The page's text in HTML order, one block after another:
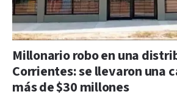
Millonario robo en una
Corrientes: se llevaron una
más de $30 millones